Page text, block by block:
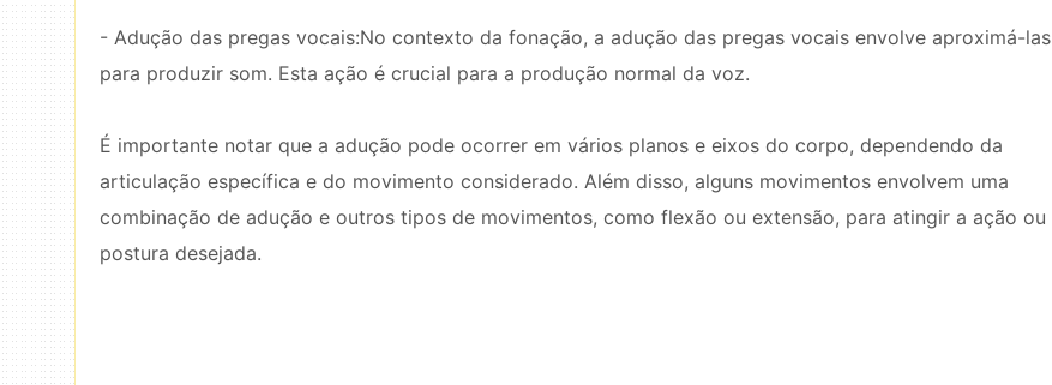
- Adução das pregas vocais:No contexto da fonação, a adução das pregas vocais envolve aproximá-las
para produzir som. Esta ação é crucial para a produção normal da voz.
É importante notar que a adução pode ocorrer em vários planos e eixos do corpo, dependendo da
articulação específica e do movimento considerado. Além disso, alguns movimentos envolvem uma
combinação de adução e outros tipos de movimentos, como flexão ou extensão, para atingir a ação ou
postura desejada.